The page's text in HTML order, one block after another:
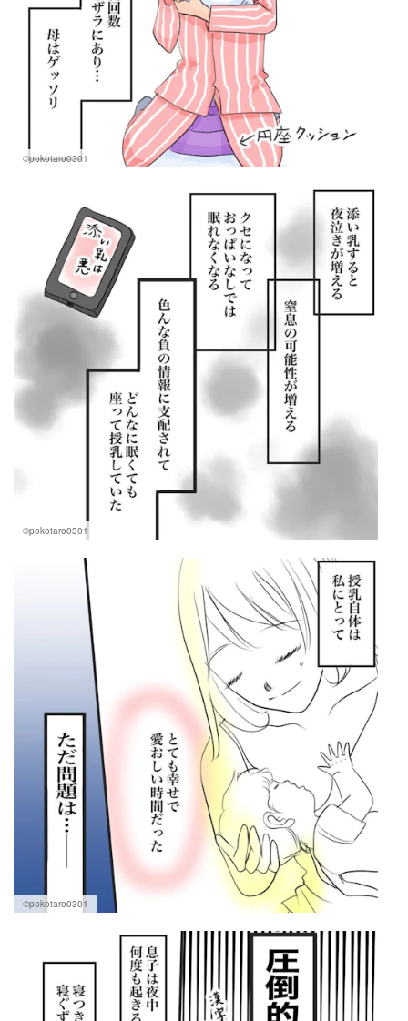
©pokotaro0301
©pokotaro0301
©pokotaro0301